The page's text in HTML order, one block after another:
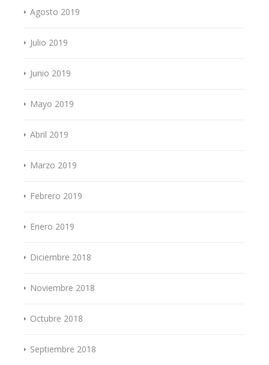
Agosto 2019
Julio 2019
Junio 2019
Mayo 2019
Abril 2019
Marzo 2019
Febrero 2019
Enero 2019
Diciembre 2018
Noviembre 2018
Octubre 2018
Septiembre 2018